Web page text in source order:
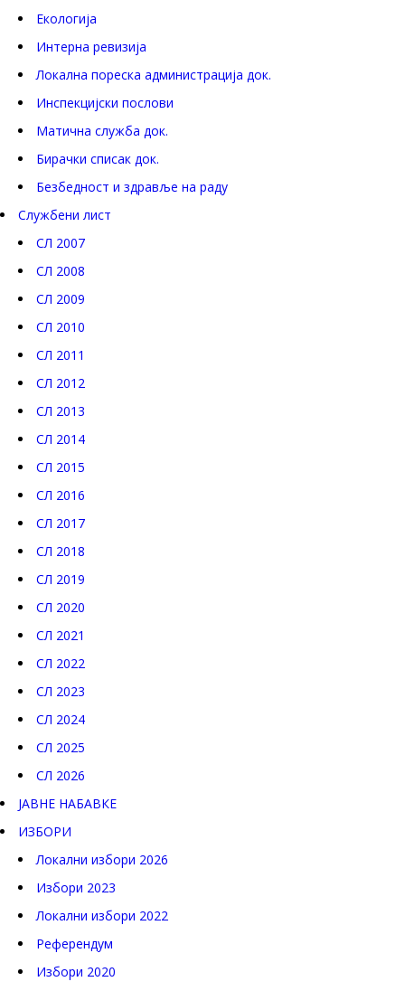
Eкологија
Интерна ревизија
Локална пореска администрација док.
Инспекцијски послови
Матична служба док.
Бирачки списак док.
Безбедност и здравље на раду
Службени лист
СЛ 2007
СЛ 2008
СЛ 2009
СЛ 2010
СЛ 2011
СЛ 2012
СЛ 2013
СЛ 2014
СЛ 2015
СЛ 2016
СЛ 2017
СЛ 2018
СЛ 2019
СЛ 2020
СЛ 2021
СЛ 2022
СЛ 2023
СЛ 2024
СЛ 2025
СЛ 2026
ЈАВНЕ НАБАВКЕ
ИЗБОРИ
Локални избори 2026
Избори 2023
Локални избори 2022
Референдум
Избори 2020